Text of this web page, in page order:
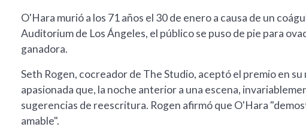
O'Hara murió a los 71 años el 30 de enero a causa de un
Auditorium de Los Ángeles, el público se puso de pie para
ganadora.
Seth Rogen, cocreador de The Studio, aceptó el premio en
apasionada que, la noche anterior a una escena,
sugerencias de reescritura. Rogen afirmó que O'Hara
amable".